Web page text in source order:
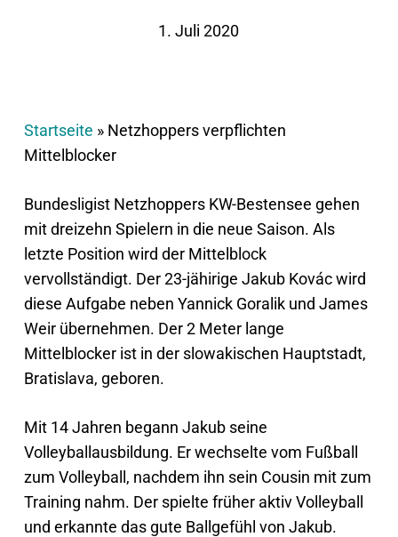
1. Juli 2020
Startseite » Netzhoppers verpflichten
Mittelblocker
Bundesligist Netzhoppers KW-Bestensee gehen
mit dreizehn Spielern in die neue Saison. Als
letzte Position wird der Mittelblock
vervollständigt. Der 23-jähirige Jakub Kovác wird
diese Aufgabe neben Yannick Goralik und James
Weir übernehmen. Der 2 Meter lange
Mittelblocker ist in der slowakischen Hauptstadt,
Bratislava, geboren.
Mit 14 Jahren begann Jakub seine
Volleyballausbildung. Er wechselte vom Fußball
zum Volleyball, nachdem ihn sein Cousin mit zum
Training nahm. Der spielte früher aktiv Volleyball
und erkannte das gute Ballgefühl von Jakub.